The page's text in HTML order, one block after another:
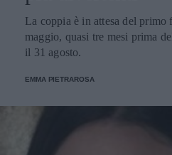
La coppia è in attesa del primo
maggio, quasi tre mesi prima
il 31 agosto.
EMMA PIETRAROSA